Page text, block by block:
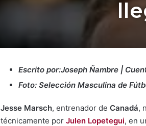
Escrito por:Joseph Ñambre |
Foto: Selección Masculina de
Jesse Marsch, entrenador de Canadá,
técnicamente por Julen Lopetegui, en